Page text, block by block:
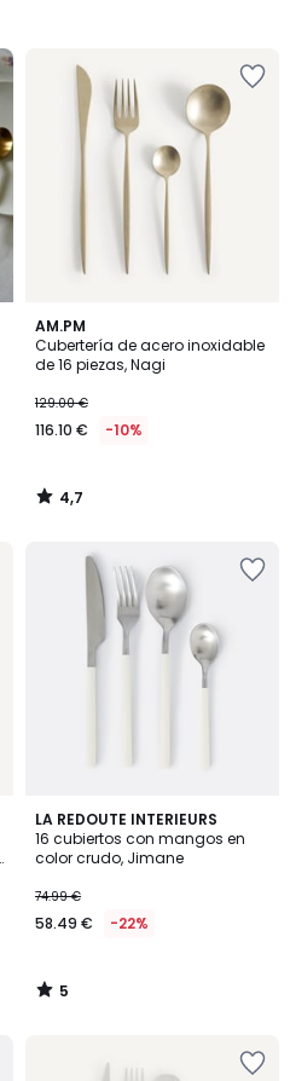
AM.PM
Cubertería de acero inoxidable
de 16 piezas, Nagi
129.00 €
116.10 € -10%
4,7
/ 5
4,7
/
LA REDOUTE INTERIEURS
16 cubiertos con mangos en
color crudo, Jimane
74.99 €
58.49 € -22%
5
/
5
5
/